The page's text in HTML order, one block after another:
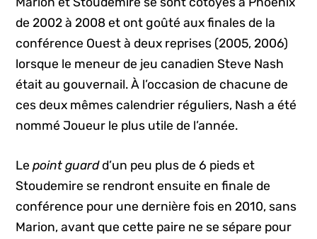
de 2002 à 2008 et ont goûté aux finales de la
conférence Ouest à deux reprises (2005, 2006)
lorsque le meneur de jeu canadien Steve Nash
était au gouvernail. À l’occasion de chacune de
ces deux mêmes calendrier réguliers, Nash a été
nommé Joueur le plus utile de l’année.
Lepoint guardd’un peu plus de 6 pieds et
Stoudemire se rendront ensuite en finale de
conférence pour une dernière fois en 2010, sans
Marion, avant que cette paire ne se sépare pour